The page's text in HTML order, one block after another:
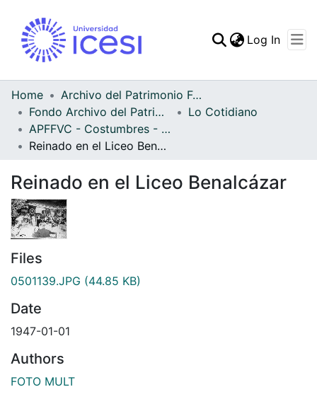
Statistics
Log In
Home
Archivo del Patrimonio Fotográfico y Fílmico del Valle del Cauca
Fondo Archivo del Patrimonio Fotográfico y Fílmico del Valle del Cauca
Lo Cotidiano
APFFVC - Costumbres - Patrimonial
Reinado en el Liceo Benalcázar
Reinado en el Liceo Benalcázar
Files
0501139.JPG (44.85 KB)
Date
1947-01-01
Authors
FOTO MULT